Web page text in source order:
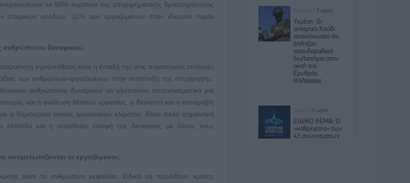
το 50% περίπου της επιχειρηματικής δραστηριότητας
εσόδων, 11% των εργαζομένων στον ιδιωτικό τομέα
ανθρώπινου δυναμικού;
προϋπόθεση είναι η ένταξή της στις στρατηγικές επιλογές
των ανθρώπων-εργαζομένων στην ανάπτυξη της επιχείρησης.
ανθρώπινου δυναμικού να υλοποιούν αποτελεσματικά μια
και η ανάλυση θέσεων εργασίας, η διοίκηση και η ανταμοιβή
δημιουργία υγιούς εργασιακού κλίματος. Είναι πολύ σημαντική
επίπεδα και η απευθείας επαφή της διοίκησης με όλους τους
οι εργαζόμενοι;
είναι το ανθρώπινο κεφάλαιο. Ειδικά σε περιόδους κρίσης